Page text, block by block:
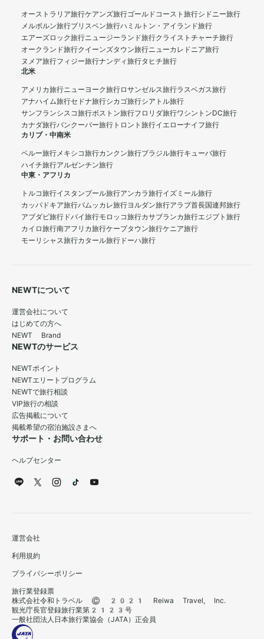
オーストラリア旅行ケアンズ旅行ゴールドコースト旅行シドニー旅行
メルボルン旅行ブリスベン旅行ハミルトン・アイランド旅行
エアーズロック旅行ニュージーランド旅行クライストチャーチ旅行
オークランド旅行クイーンズタウン旅行ニューカレドニア旅行
ヌメア旅行フィジー旅行ナンディ旅行タヒチ旅行
北米
アメリカ旅行ニューヨーク旅行ロサンゼルス旅行ラスベガス旅行
アナハイム旅行セドナ旅行シカゴ旅行シアトル旅行
サンフランシスコ旅行ボストン旅行フロリダ旅行ワシントンDC旅行
カナダ旅行バンクーバー旅行 トロント旅行イエローナイフ旅行
カリブ・中南米
ペルー旅行メキシコ旅行カンクン旅行ブラジル旅行キューバ旅行
ハイチ旅行アルゼンチン旅行
中東・アフリカ
トルコ旅行イスタンブール旅行アンカラ旅行イズミール旅行
カッパドキア旅行パムッカレ旅行ヨルダン旅行アラブ首長国連邦旅行
アブダビ旅行 ドバイ旅行モロッコ旅行カサブランカ旅行エジプト旅行
カイロ旅行南アフリカ旅行ケープタウン旅行ケニア旅行
モーリシャス旅行カタール旅行 ドーハ旅行
NEWTについて
運営会社について
はじめての方へ
NEWT Brand
NEWTのサービス
NEWTポイント
NEWTエリートプログラム
NEWTで旅行相談
VIP旅行の相談
広告掲載について
掲載希望の宿泊施設さまへ
サポート・お問い合わせ
ヘルプセンター
運営会社
利用規約
プライバシーポリシー
旅行業登録票
株式会社令和トラベル © 2021 Reiwa Travel, Inc.
観光庁長官登録旅行業第2123号
一般社団法人日本旅行業協会（JATA）正会員